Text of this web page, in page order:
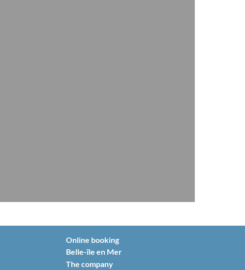
Online booking
Belle-île en Mer
The company